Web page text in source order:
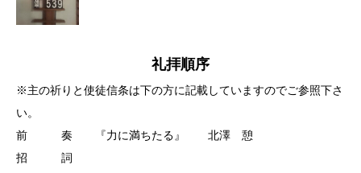
礼拝順序
※主の祈りと使徒信条は下の方に記載していますのでご参照下さ
い。
前 奏 『力に満ちたる』 北澤 憩
招 詞